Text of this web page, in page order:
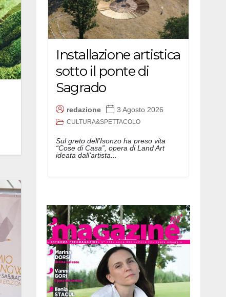
Installazione artistica
sotto il ponte di
Sagrado
redazione 3 Agosto 2026
CULTURA&SPETTACOLO
Sul greto dell’Isonzo ha preso vita
“Cose di Casa”, opera di Land Art
ideata dall’artista...